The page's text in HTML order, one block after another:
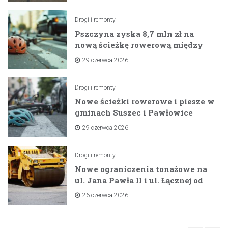
Drogi i remonty
Pszczyna zyska 8,7 mln zł na
nową ścieżkę rowerową między
zaporami
29 czerwca 2026
Drogi i remonty
Nowe ścieżki rowerowe i piesze w
gminach Suszec i Pawłowice
dzięki unijnemu wsparciu
29 czerwca 2026
Drogi i remonty
Nowe ograniczenia tonażowe na
ul. Jana Pawła II i ul. Łącznej od
lipca 2026 roku
26 czerwca 2026